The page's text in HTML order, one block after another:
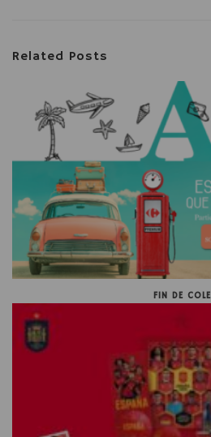
Related Posts
FIN DE COLE